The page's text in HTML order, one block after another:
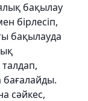
бақылау
бірлесіп,
бақылауда
бағалайды.
сәйкес,